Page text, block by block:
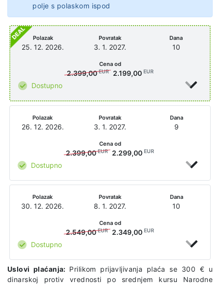
polje s polaskom ispod
Polazak
25. 12. 2026.
Povratak
3. 1. 2027.
Dana
10
Dostupno
Cena od
2.399,00EUR 2.199,00 EUR
Polazak
26. 12. 2026.
Povratak
3. 1. 2027.
Dana
9
Dostupno
Cena od
2.399,00EUR 2.299,00 EUR
Polazak
30. 12. 2026.
Povratak
8. 1. 2027.
Dana
10
Dostupno
Cena od
2.549,00EUR 2.349,00 EUR
Uslovi plaćanja: Prilikom prijavljivanja plaća se 300 € u
dinarskoj protiv vrednosti po srednjem kursu Narodne